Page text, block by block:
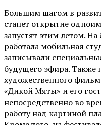
Большим шагом в
станет открытие
запустят этим летом.
работала мобильная
записывали
будущего эфира. Также
художественного
«Дикой Мяты» и его
непосредственно во
работу над картиной